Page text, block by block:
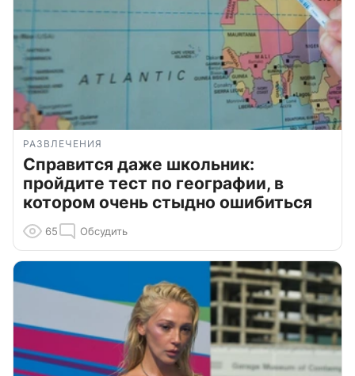
РАЗВЛЕЧЕНИЯ
Справится даже школьник:
пройдите тест по географии, в
котором очень стыдно ошибиться
65 Обсудить